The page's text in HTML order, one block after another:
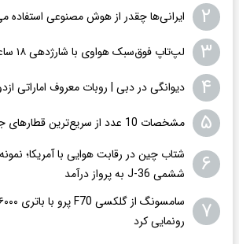
۲ ایرانی‌ها چقدر از هوش مصنوعی استفاده
۳ لپ‌تاپ فوق‌سبک هواوی با شارژدهی ۱۸ ساعته رونمایی شد
۴ دیوانگی در دبی | روبات معروف اماراتی
۵ مشخصات 10 عدد از سریع‌ترین قطارهای جهان/ اینفوگرافی
۶
شتاب چین در رقابت هوایی با آمریکا؛
ششمی J-36 به پرواز درآمد
۷
رونمایی کرد